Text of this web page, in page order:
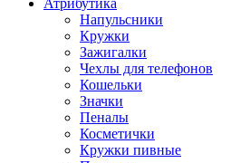
Атрибутика
Напульсники
Кружки
Зажигалки
Чехлы для телефонов
Кошельки
Значки
Пеналы
Косметички
Кружки пивные